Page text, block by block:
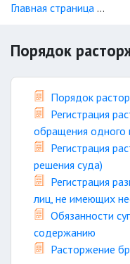
Главная страница
Порядок
Порядок
Регистрация
обращения одного
Регистрация
решения суда)
Регистрация
лиц, не имеющих
Обязанности
содержанию
Расторжение